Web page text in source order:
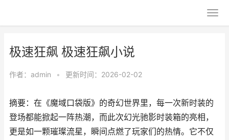
极速狂飙 极速狂飙小说
作者： admin • 更新时间：2026-02-02
摘要：在《魔域口袋版》的奇幻世界里，每一次新时装的
登场都能掀起一阵热潮，而此次幻光驰影时装箱的亮相，
更是如一颗璀璨流星，瞬间点燃了玩家们的热情。它不仅